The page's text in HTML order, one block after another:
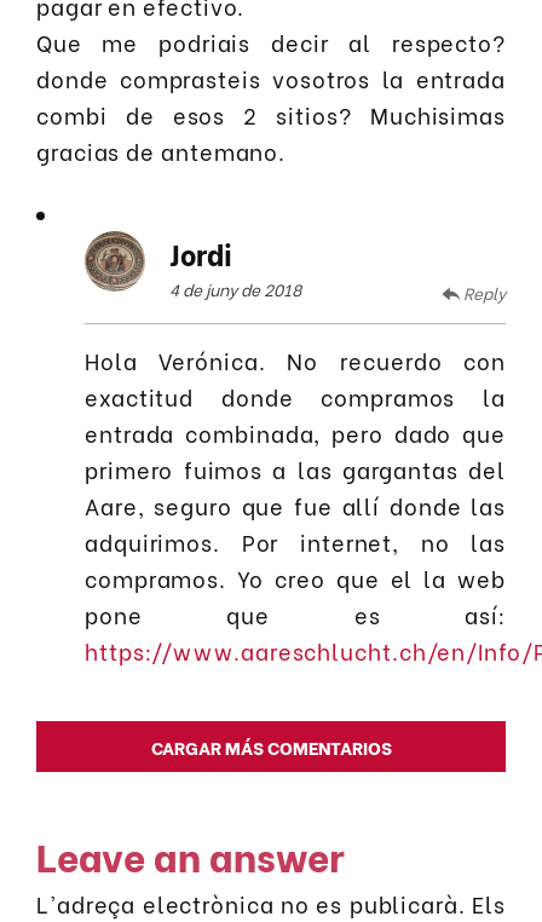
Que me podriais decir al respecto?
donde comprasteis vosotros la entrada
combi de esos 2 sitios? Muchisimas
gracias de antemano.
Jordi
4 de juny de 2018 Reply
Hola Verónica. No recuerdo con
exactitud donde compramos la
entrada combinada, pero dado que
primero fuimos a las gargantas del
Aare, seguro que fue allí donde las
adquirimos. Por internet, no las
compramos. Yo creo que el la web
pone que es así:
https://www.aareschlucht.ch/en/Info/
CARGAR MÁS COMENTARIOS
Leave an answer
L'adreça electrònica no es publicarà. Els